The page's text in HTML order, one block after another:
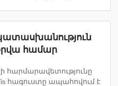
համար
հագուստը ապահովում է